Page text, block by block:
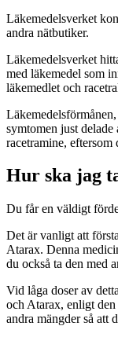
Läkemedelsverket
andra nätbutiker.
Läkemedelsverket
med läkemedel som
läkemedlet och
symtomen just
racetramine,
Hur ska jag
Du får en väldigt
Det är vanligt att
Atarax. Denna
du också ta den med
Vid låga doser av
och Atarax, enligt
andra mängder så att